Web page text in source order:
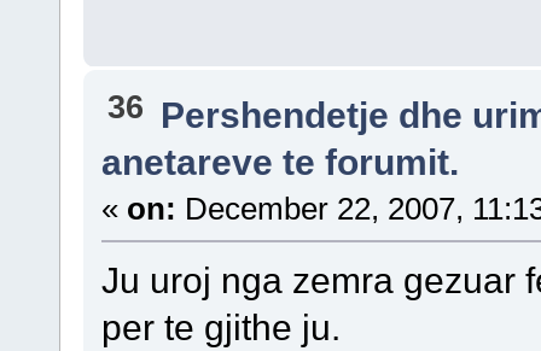
36 Pershendetje dhe
anetareve te forumit.
« on: December 22, 2007,
Ju uroj nga zemra gezuar
per te gjithe ju.